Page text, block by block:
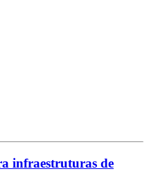
infraestruturas de